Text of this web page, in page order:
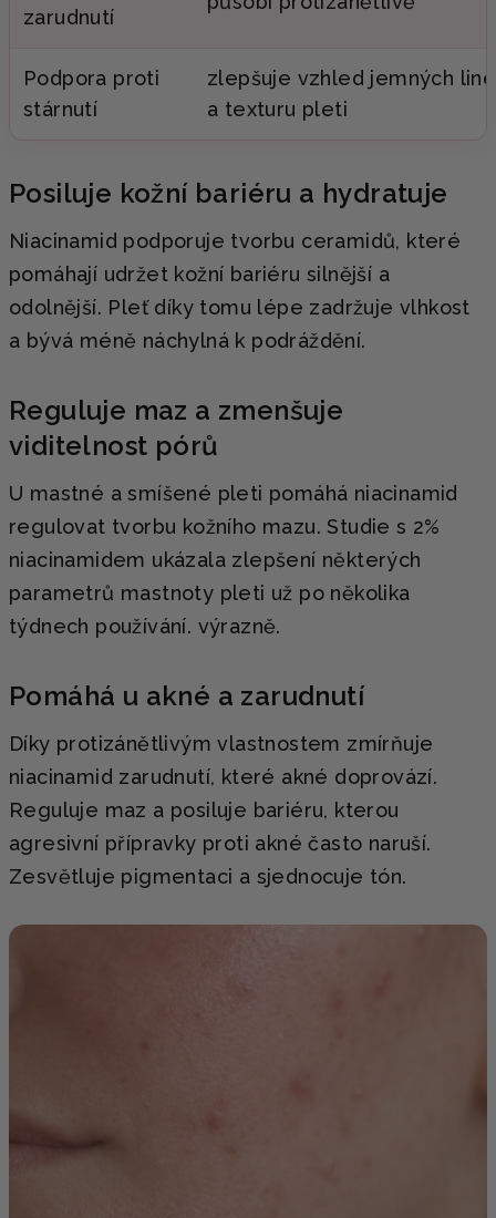
zarudnutí
Podpora proti
stárnutí
zlepšuje vzhled jemných
a texturu pleti
Posiluje kožní bariéru a hydratuje
Niacinamid podporuje tvorbu ceramidů, které
pomáhají udržet kožní bariéru silnější a
odolnější. Pleť díky tomu lépe zadržuje vlhkost
a bývá méně náchylná k podráždění.
Reguluje maz a zmenšuje
viditelnost pórů
U mastné a smíšené pleti pomáhá niacinamid
regulovat tvorbu kožního mazu. Studie s 2%
niacinamidem ukázala zlepšení některých
parametrů mastnoty pleti už po několika
týdnech používání. výrazně.
Pomáhá u akné a zarudnutí
Díky protizánětlivým vlastnostem zmírňuje
niacinamid zarudnutí, které akné doprovází.
Reguluje maz a posiluje bariéru, kterou
agresivní přípravky proti akné často naruší.
Zesvětluje pigmentaci a sjednocuje tón.